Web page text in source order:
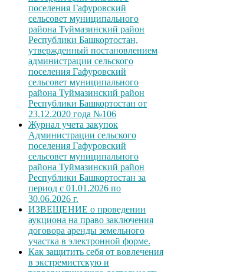
поселения Гафуровский
сельсовет муниципального
района Туймазинский район
Республики Башкортостан,
утвержденный постановлением
администрации сельского
поселения Гафуровский
сельсовет муниципального
района Туймазинский район
Республики Башкортостан от
23.12.2020 года №106
Журнал учета закупок
Администрации сельского
поселения Гафуровский
сельсовет муниципального
района Туймазинский район
Республики Башкортостан за
период с 01.01.2026 по
30.06.2026 г.
ИЗВЕЩЕНИЕ о проведении
аукциона на право заключения
договора аренды земельного
участка в электронной форме.
Как защитить себя от вовлечения
в экстремистскую и